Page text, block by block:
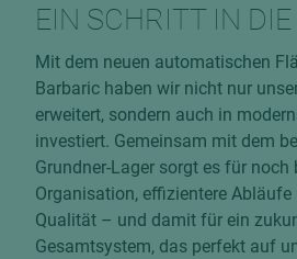
EIN SCHRITT IN
Mit dem neuen automatischen
Barbaric haben wir nicht nur
erweitert, sondern auch in
investiert. Gemeinsam mit dem
Grundner-Lager sorgt es für noch
Organisation, effizientere
Qualität – und damit für ein
Gesamtsystem, das perfekt auf